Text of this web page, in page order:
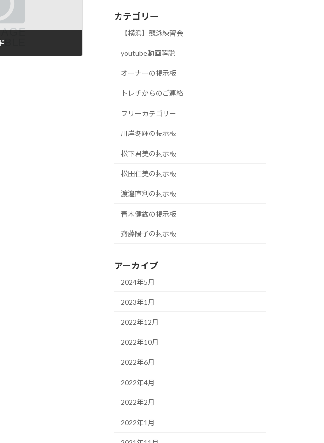
カテゴリー
【横浜】競泳練習会
youtube動画解説
オーナーの掲示板
トレチからのご連絡
フリーカテゴリー
川岸冬輝の掲示板
松下君美の掲示板
松田仁美の掲示板
渡邉直利の掲示板
青木健紘の掲示板
齋藤陽子の掲示板
アーカイブ
2024年5月
2023年1月
2022年12月
2022年10月
2022年6月
2022年4月
2022年2月
2022年1月